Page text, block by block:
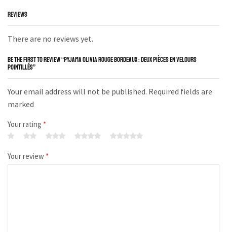
REVIEWS
There are no reviews yet.
BE THE FIRST TO REVIEW “PYJAMA OLIVIA ROUGE BORDEAUX : DEUX PIÈCES EN VELOURS
POINTILLÉS”
Your email address will not be published. Required fields are
marked
Your rating *
Your review *